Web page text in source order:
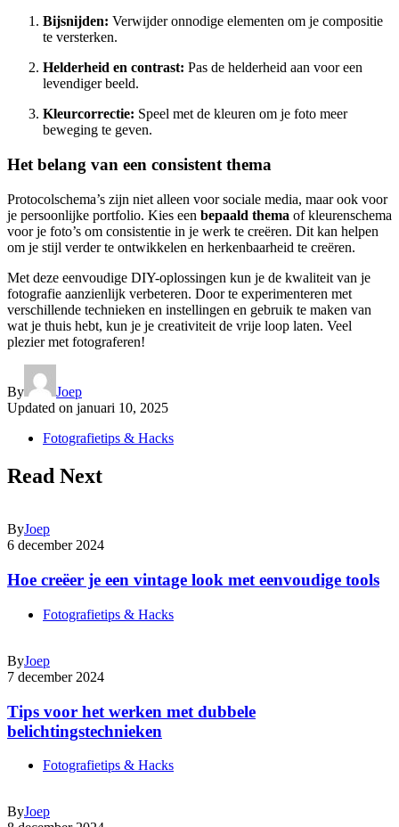
Bijsnijden: Verwijder onnodige elementen om je compositie
te versterken.
Helderheid en contrast: Pas de helderheid aan voor een
levendiger beeld.
Kleurcorrectie: Speel met de kleuren om je foto meer
beweging te geven.
Het belang van een consistent thema
Protocolschema’s zijn niet alleen voor sociale media, maar ook voor
je persoonlijke portfolio. Kies een bepaald thema of kleurenschema
voor je foto’s om consistentie in je werk te creëren. Dit kan helpen
om je stijl verder te ontwikkelen en herkenbaarheid te creëren.
Met deze eenvoudige DIY-oplossingen kun je de kwaliteit van je
fotografie aanzienlijk verbeteren. Door te experimenteren met
verschillende technieken en instellingen en gebruik te maken van
wat je thuis hebt, kun je je creativiteit de vrije loop laten. Veel
plezier met fotograferen!
By
Joep
Updated on januari 10, 2025
Fotografietips & Hacks
Read Next
ByJoep
6 december 2024
Hoe creëer je een vintage look met eenvoudige tools
Fotografietips & Hacks
ByJoep
7 december 2024
Tips voor het werken met dubbele
belichtingstechnieken
Fotografietips & Hacks
ByJoep